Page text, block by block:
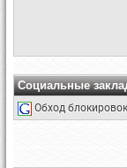
Социальные
Обход